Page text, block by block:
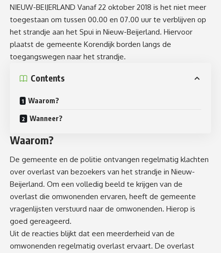
NIEUW-BEIJERLAND Vanaf 22 oktober 2018 is het niet meer
toegestaan om tussen 00.00 en 07.00 uur te verblijven op
het strandje aan het Spui in Nieuw-Beijerland. Hiervoor
plaatst de gemeente Korendijk borden langs de
toegangswegen naar het strandje.
Contents
Waarom?
Wanneer?
Waarom?
De gemeente en de politie ontvangen regelmatig klachten
over overlast van bezoekers van het strandje in Nieuw-
Beijerland. Om een volledig beeld te krijgen van de
overlast die omwonenden ervaren, heeft de gemeente
vragenlijsten verstuurd naar de omwonenden. Hierop is
goed gereageerd.
Uit de reacties blijkt dat een meerderheid van de
omwonenden regelmatig overlast ervaart. De overlast